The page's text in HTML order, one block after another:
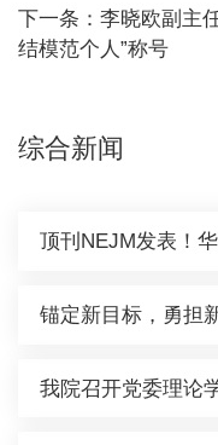
下一条：李晓欧副主
结模范个人”称号
综合新闻
顶刊NEJM发表！
锚定新目标，勇担
我院召开党委理论